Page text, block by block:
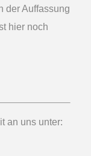
der Auffassung
hier noch
an uns unter: